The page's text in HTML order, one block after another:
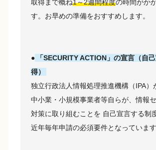
取得まで概ね1～2週間程度の時間がか
す。お早めの準備をおすすめします。
●
「SECURITY ACTION」の宣言（自
得）
独立行政法人情報処理推進機構（IPA）
中小業・小規模事業者等自らが、情報
対策に取り組むことを 自己宣言する制
近年毎年申請の必須要件となっています